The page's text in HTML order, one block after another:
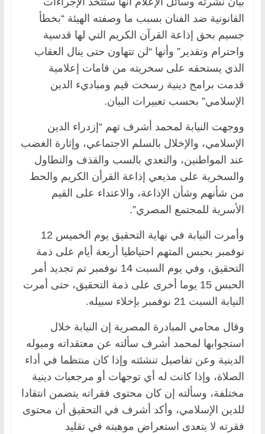
القانونية ضد الفنان بسبب ما وصفته الهيئة “بخطأ
جسيم بحق إذاعة القرآن الكريم التي لها قدسية
واحترام وتقدير” وأنها “لن تتهاون حتى ينال العقاب
الذي يستحقه على سخريته من قامات إعلامية
قدمت برامج دينية رسخت قيم ومباديء الدين
الإسلامي” بحسب تعبيرات البيان.
ووجهت النيابة لمحمد أشرف تهم “إزدراء الدين
الإسلامي، والإخلال بالسلم الاجتماعي، وإثارة الغضب
عند المواطنين، والتعدي بالسب والقذف والتطاول
والسخرية على مذيعي إذاعة القرأن الكريم والحط
من شأنهم وشأن الإذاعة، والاعتداء على القيم
الأسرية للمجتمع المصري”.
وأمرت النيابة في نهاية التحقيق يوم الخميس 12
نوفمبر بحبس المتهم احتياطيا أربعة أيام على ذمة
التحقيق، وفي يوم السبت 14 نوفمبر تم تجديد أمر
الحبس 15 يوما أخرى على ذمة التحقيق، حتى أمرت
النيابة السبت 21 نوفمبر بإخلاء سبيله.
وقال محامي المبادرة المصرية إن النيابة خلال
استجوابها لمحمد أشرف سألته عن معتقداته وميوله
الدينية وعن تفاصيل تنشئته وإذا كان منتظما في أداء
الصلاة، وإذا كانت له أي توجهات أو مرجعيات دينية
مختلفة، وسألته إن كان محتوى فقراته يتضمن انتقادا
للدين الإسلامي، وأكد أشرف في التحقيق أن محتوى
فقرته لا يتعدى استعراض موهبته في تقليد